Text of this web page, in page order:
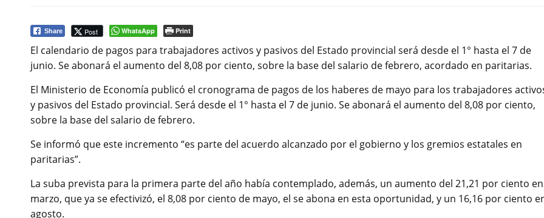
Share Post WhatsApp Print
El calendario de pagos para trabajadores activos y pasivos del Estado provincial será desde el 1° hasta el 7 de
junio. Se abonará el aumento del 8,08 por ciento, sobre la base del salario de febrero, acordado en paritarias.
El Ministerio de Economía publicó el cronograma de pagos de los haberes de mayo para los trabajadores
y pasivos del Estado provincial. Será desde el 1° hasta el 7 de junio. Se abonará el aumento del 8,08 por ciento,
sobre la base del salario de febrero.
Se informó que este incremento “es parte del acuerdo alcanzado por el gobierno y los gremios estatales en
paritarias”.
La suba prevista para la primera parte del año había contemplado, además, un aumento del 21,21 por ciento en
marzo, que ya se efectivizó, el 8,08 por ciento de mayo, el se abona en esta oportunidad, y un 16,16 por ciento
agosto.